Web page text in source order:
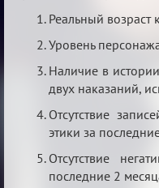
Авторитеты²
Реальный возраст
Уровень
Наличие в
двух наказаний,
Отсутствие
этики за
Отсутствие
последние 2